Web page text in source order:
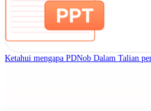
Ketahui mengapa PDNob Dalam Talian